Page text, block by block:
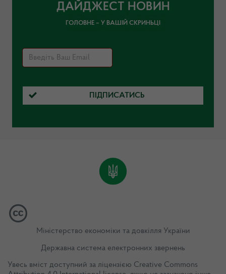
ДАЙДЖЕСТ НОВИН
ГОЛОВНЕ – У ВАШІЙ СКРИНЬЦІ
ПІДПИСАТИСЬ
Міністерство економіки та довкілля України
Державна система електронних звернень
Увесь вміст доступний за ліцензією Creative Commons